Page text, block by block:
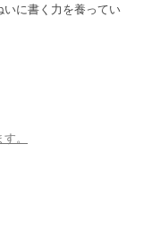
いに書く力を養ってい
。